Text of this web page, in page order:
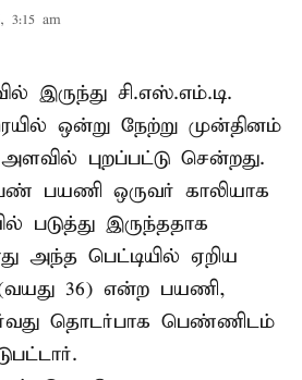
3:15 am
இருந்து சி.எஸ்.எம்.டி.
ஒன்று நேற்று முன்தினம்
புறப்பட்டு சென்றது.
பயணி ஒருவர் காலியாக
படுத்து இருந்ததாக
அந்த பெட்டியில் ஏறிய
36) என்ற பயணி,
தொடர்பாக பெண்ணிடம்